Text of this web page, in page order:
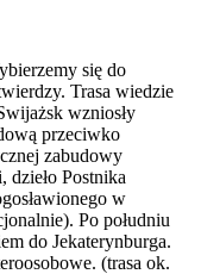
się do
Trasa wiedzie
wzniosły
przeciwko
zabudowy
Postnika
w
Po południu
do Jekaterynburga.
(trasa ok.